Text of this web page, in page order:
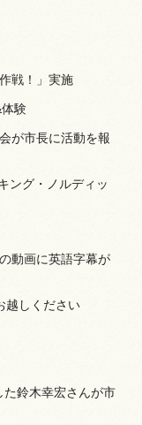
戦！」実施
験
が市長に活動を報
ング・ノルディッ
動画に英語字幕が
越しください
鈴木幸宏さんが市